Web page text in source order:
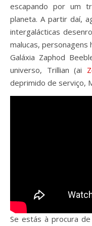
escapando por um
planeta. A partir daí,
intergalácticas
malucas,
Galáxia Zaphod
universo, Trillian (ai
deprimido de serviço,
Se estás à procura